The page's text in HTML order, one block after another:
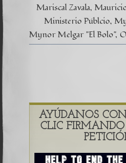
Mariscal Zavala
Ministerio Públcio
Mynor Melgar "El Bolo"
AYÚDANOS
CLIC